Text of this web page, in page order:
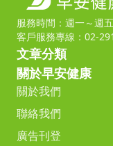
服務時間：週一～週
客戶服務專線：02-
文章分類
關於早安健康
關於我們
聯絡我們
廣告刊登